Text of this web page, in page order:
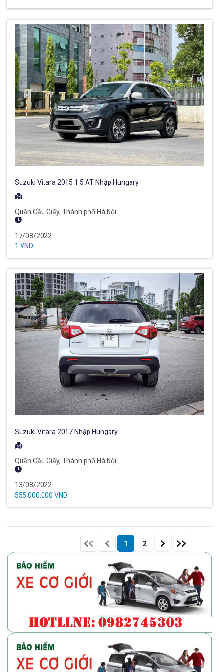
Suzuki Vitara 2015 1.5 AT Nhập Hungary
Quận Cầu Giấy, Thành phố Hà Nội
17/08/2022
1 VND
Suzuki Vitara 2017 Nhập Hungary
Quận Cầu Giấy, Thành phố Hà Nội
13/08/2022
555.000.000 VND
Front 1 2